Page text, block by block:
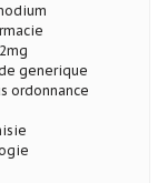
generique
ordonnance